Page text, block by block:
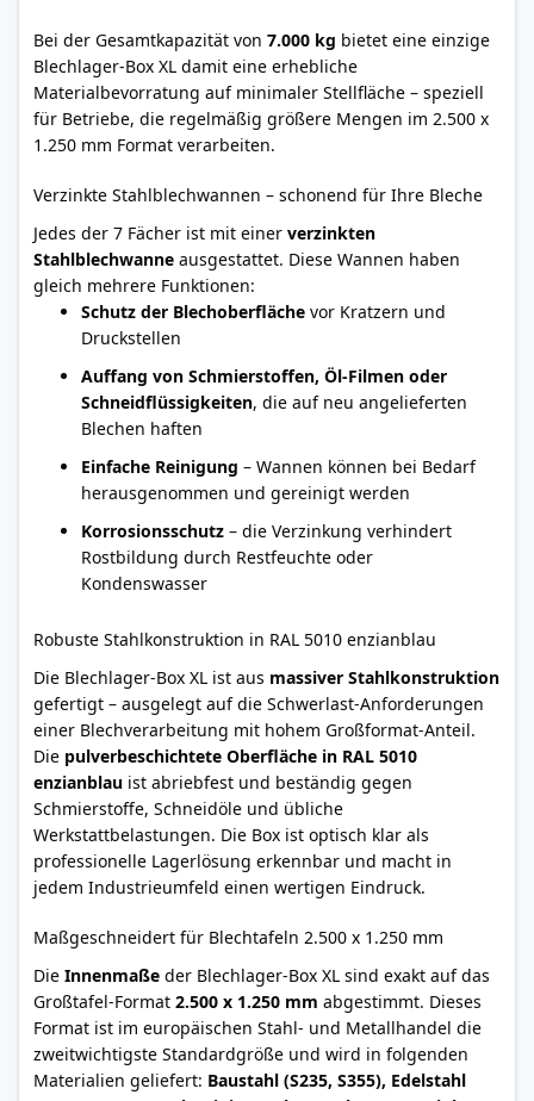
Bei der Gesamtkapazität von 7.000 kg bietet eine einzige
Blechlager-Box XL damit eine erhebliche
Materialbevorratung auf minimaler Stellfläche – speziell
für Betriebe, die regelmäßig größere Mengen im 2.500 x
1.250 mm Format verarbeiten.
Verzinkte Stahlblechwannen – schonend für Ihre Bleche
Jedes der 7 Fächer ist mit einer verzinkten
Stahlblechwanne ausgestattet. Diese Wannen haben
gleich mehrere Funktionen:
Schutz der Blechoberfläche vor Kratzern und
Druckstellen
Auffang von Schmierstoffen, Öl-Filmen oder
Schneidflüssigkeiten, die auf neu angelieferten
Blechen haften
Einfache Reinigung – Wannen können bei Bedarf
herausgenommen und gereinigt werden
Korrosionsschutz – die Verzinkung verhindert
Rostbildung durch Restfeuchte oder
Kondenswasser
Robuste Stahlkonstruktion in RAL 5010 enzianblau
Die Blechlager-Box XL ist aus massiver Stahlkonstruktion
gefertigt – ausgelegt auf die Schwerlast-Anforderungen
einer Blechverarbeitung mit hohem Großformat-Anteil.
Die pulverbeschichtete Oberfläche in RAL 5010
enzianblau ist abriebfest und beständig gegen
Schmierstoffe, Schneidöle und übliche
Werkstattbelastungen. Die Box ist optisch klar als
professionelle Lagerlösung erkennbar und macht in
jedem Industrieumfeld einen wertigen Eindruck.
Maßgeschneidert für Blechtafeln 2.500 x 1.250 mm
Die Innenmaße der Blechlager-Box XL sind exakt auf das
Großtafel-Format 2.500 x 1.250 mm abgestimmt. Dieses
Format ist im europäischen Stahl- und Metallhandel die
zweitwichtigste Standardgröße und wird in folgenden
Materialien geliefert: Baustahl (S235, S355), Edelstahl